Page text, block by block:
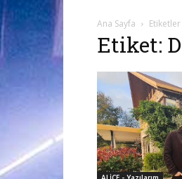
Ana Sayfa Etiketler
Etiket: